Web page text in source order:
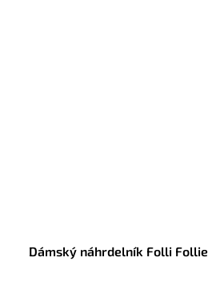
Dámský náhrdelník Folli